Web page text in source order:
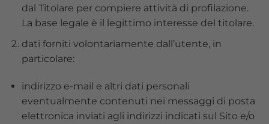
dal Titolare per compiere attività di profilazione.
La base legale è il legittimo interesse del titolare.
dati forniti volontariamente dall’utente, in
particolare:
indirizzo e-mail e altri dati personali
eventualmente contenuti nei messaggi di posta
elettronica inviati agli indirizzi indicati sul Sito e/o